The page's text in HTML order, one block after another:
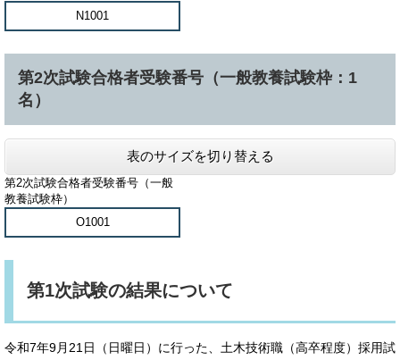
N1001
第2次試験合格者受験番号（一般教養試験枠：1
名）
表のサイズを切り替える
第2次試験合格者受験番号（一般
教養試験枠）
O1001
第1次試験の結果について
令和7年9月21日（日曜日）に行った、土木技術職（高卒程度）採用試